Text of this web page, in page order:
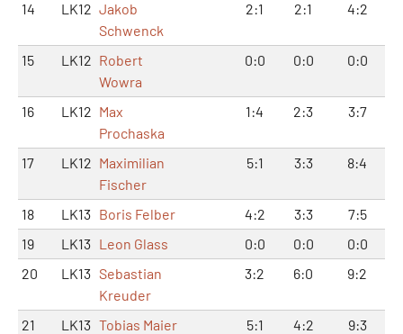
14 LK12 Jakob
Schwenck
2:1 2:1 4:2
15 LK12 Robert
Wowra
0:0 0:0 0:0
16 LK12 Max
Prochaska
1:4 2:3 3:7
17 LK12 Maximilian
Fischer
5:1 3:3 8:4
18 LK13 Boris Felber 4:2 3:3
7:5
19
LK13 Leon Glass 0:0 0:0
0:0
20
LK13 Sebastian
Kreuder
3:2 6:0 9:2
21 LK13 Tobias Maier 5:1 4:2
9:3